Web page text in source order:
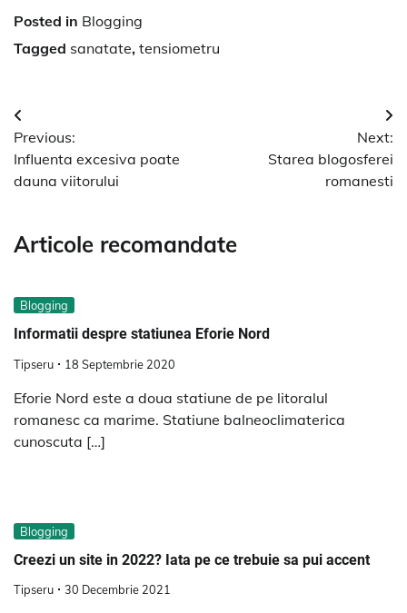
Posted in Blogging
Tagged sanatate, tensiometru
Navigare
în
articole
Previous:
Influenta excesiva poate
dauna viitorului
Next:
Starea blogosferei
romanesti
Articole recomandate
Blogging
Informatii despre statiunea Eforie Nord
Tipseru 18 Septembrie 2020
Eforie Nord este a doua statiune de pe litoralul
romanesc ca marime. Statiune balneoclimaterica
cunoscuta […]
Blogging
Creezi un site in 2022? Iata pe ce trebuie sa pui accent
Tipseru 30 Decembrie 2021